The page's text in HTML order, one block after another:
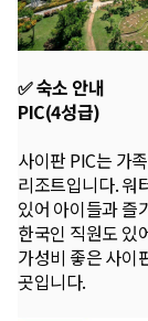
✅ 숙소 안내
PIC(4성급)
사이판 PIC는 가
리조트입니다. 워
있어 아이들과 즐
한국인 직원도 있
가성비 좋은 사이
곳입니다.